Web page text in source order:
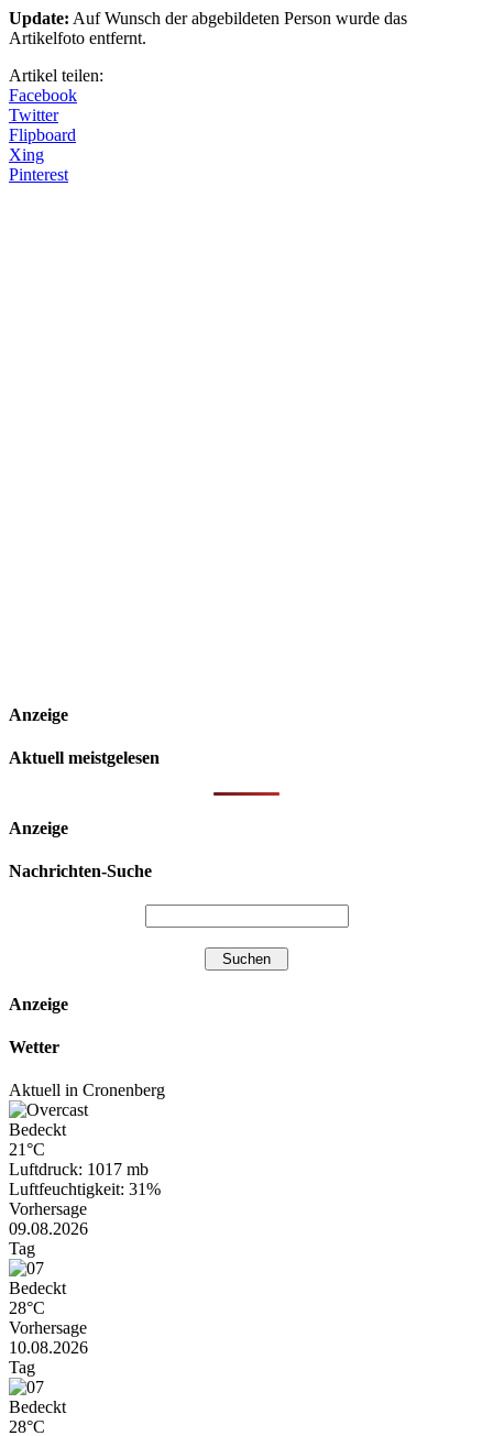
Update: Auf Wunsch der abgebildeten Person wurde das
Artikelfoto entfernt.
Artikel teilen:
Facebook
Twitter
Flipboard
Xing
Pinterest
Anzeige
Aktuell meistgelesen
Anzeige
Nachrichten-Suche
Anzeige
Wetter
Aktuell in Cronenberg
Bedeckt
21°C
Luftdruck: 1017 mb
Luftfeuchtigkeit: 31%
Vorhersage
09.08.2026
Tag
Bedeckt
28°C
Vorhersage
10.08.2026
Tag
Bedeckt
28°C